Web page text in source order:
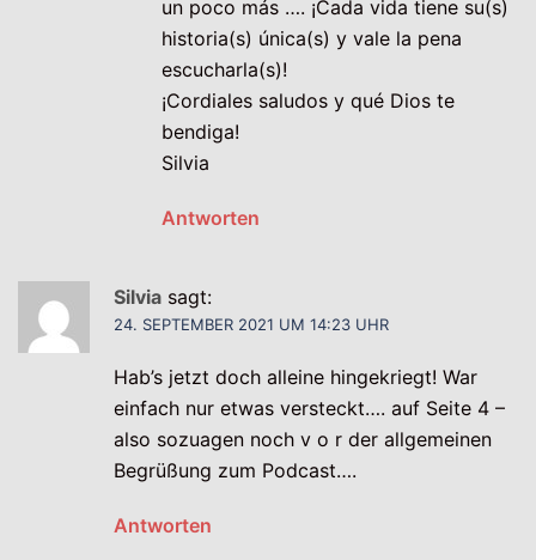
un poco más …. ¡Cada vida tiene su(s)
historia(s) única(s) y vale la pena
escucharla(s)!
¡Cordiales saludos y qué Dios te
bendiga!
Silvia
Antworten
Silvia sagt:
24. SEPTEMBER 2021 UM 14:23 UHR
Hab’s jetzt doch alleine hingekriegt! War
einfach nur etwas versteckt…. auf Seite 4 –
also sozuagen noch v o r der allgemeinen
Begrüßung zum Podcast….
Antworten